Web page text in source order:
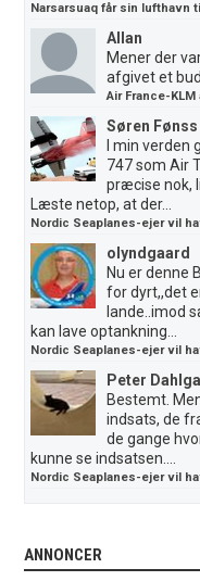
Narsarsuaq får sin lufthavn
Allan
Mener der
afgivet et
Air France-
Søren Fønss
I min verden
747 som Air
præcise nok,
Læste netop, at der...
Nordic Seaplanes-ejer vil
olyndgaard
Nu er denne
for dyrt,,det
lande..imod
kan lave optankning...
Nordic Seaplanes-ejer vil
Peter
Bestemt.
indsats, de
de gange
kunne se indsatsen....
Nordic Seaplanes-ejer vil
ANNONCER